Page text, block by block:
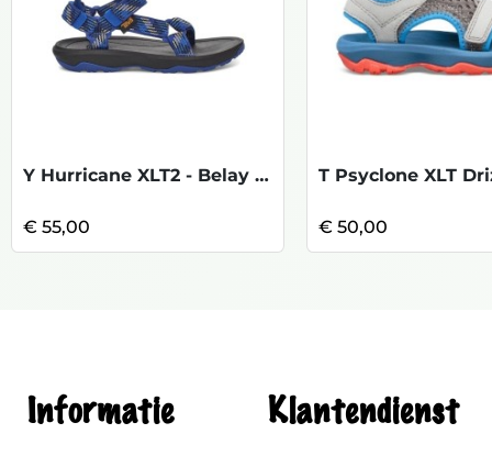
Y Hurricane XLT2 - Belay Sodalite Blue
€ 55,00 € 50,00
Informatie Klantendienst